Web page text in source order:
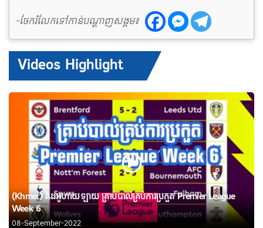
-ចែករំលែកទៅកាន់បណ្តាញសង្គម៖
Videos Highlight
(Khmer) វីដេអូហាយឡាយ គ្រាប់បាល់គ្រប់ការប្រកួត Premier League
Week 6
08-September-2022